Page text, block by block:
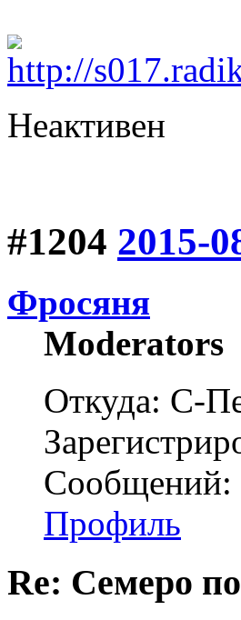
Неактивен
#1204 2015-
Фросяня
Moderators
Откуда: С-
Сообщений:
Профиль
Re: Семеро